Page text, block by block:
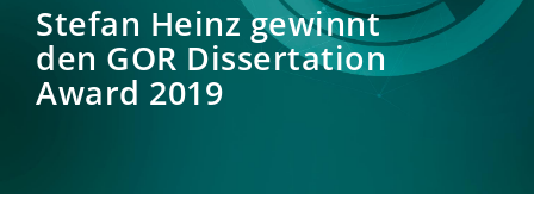
Stefan Heinz gewinnt
den GOR Dissertation
Award 2019